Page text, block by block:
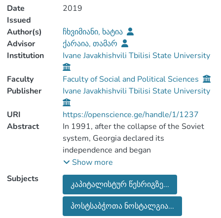
Date
Issued
2019
Author(s)
ჩხვიმიანი, ხატია
Advisor
ქარაია, თამარ
Institution
Ivane Javakhishvili Tbilisi State University
Faculty
Faculty of Social and Political Sciences
Publisher
Ivane Javakhishvili Tbilisi State University
URI
https://openscience.ge/handle/1/1237
Abstract
In 1991, after the collapse of the Soviet
system, Georgia declared its
independence and began
his journey back to democracy and a free
market economy. The post-Soviet
transition
dramatically influenced its political and
economic structures and the economic
Show more
Subjects
კაპიტალისტურ წესრიგზე...
პოსტსაბჭოთა ნოსტალგია...